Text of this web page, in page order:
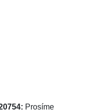
Prosíme